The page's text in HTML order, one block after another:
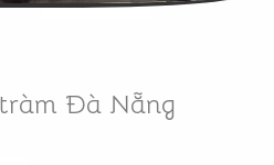
Đà Nẵng